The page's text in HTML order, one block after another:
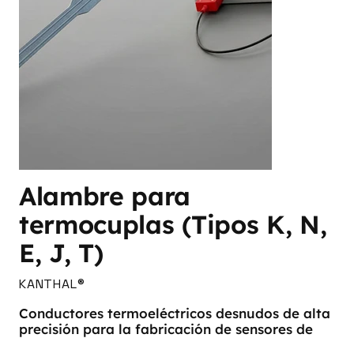
Alambre para
termocuplas (Tipos K, N,
E, J, T)
KANTHAL®
Conductores termoeléctricos desnudos de alta
precisión para la fabricación de sensores de